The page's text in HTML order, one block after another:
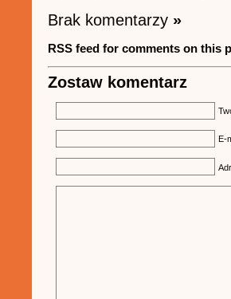
Brak komentarzy »
RSS feed for comments on this
Zostaw komentarz
E-